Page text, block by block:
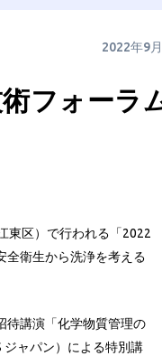
2022年9
フォーラ
東区）で行われる「2022
全衛生から洗浄を考える
待講演「化学物質管理の
ジャパン）による特別講